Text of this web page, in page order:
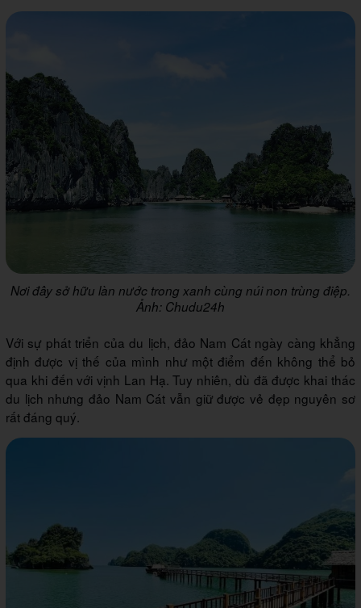
Nơi đây sở hữu làn nước trong xanh cùng núi non trùng điệp.
Ảnh: Chudu24h
Với sự phát triển của du lịch, đảo Nam Cát ngày càng khẳng
định được vị thế của mình như một điểm đến không thể bỏ
qua khi đến với vịnh Lan Hạ. Tuy nhiên, dù đã được khai thác
du lịch nhưng đảo Nam Cát vẫn giữ được vẻ đẹp nguyên sơ
rất đáng quý.